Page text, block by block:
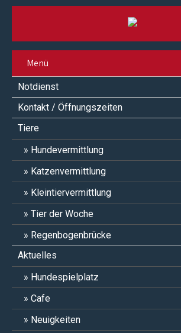
Menü
Notdienst
Kontakt / Öffnungszeiten
Tiere
Hundevermittlung
Katzenvermittlung
Kleintiervermittlung
Tier der Woche
Regenbogenbrücke
Aktuelles
Hundespielplatz
Cafe
Neuigkeiten